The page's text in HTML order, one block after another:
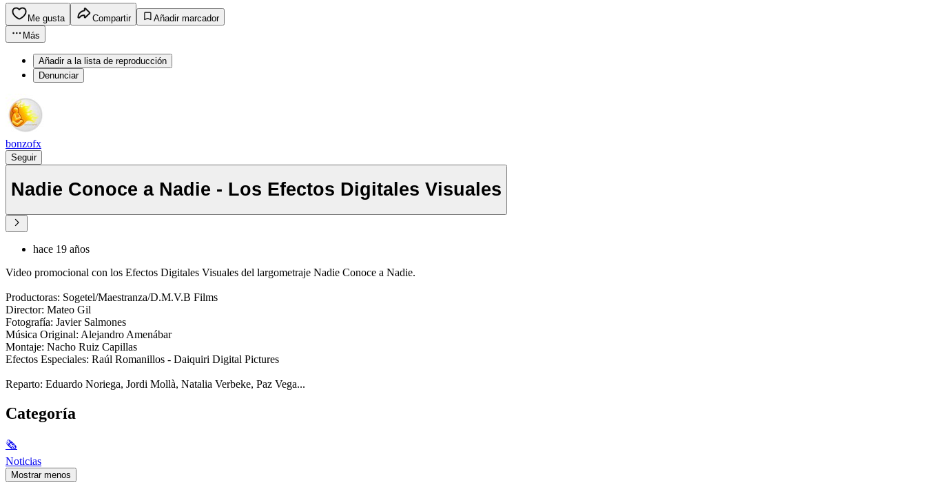
Me gusta Compartir
Añadir marcador
Más
Añadir a la lista de reproducción
Denunciar
bonzofx
Seguir
Nadie Conoce a Nadie - Los Efectos Digitales Visuales
hace 19 años
Video promocional con los Efectos Digitales Visuales del largometraje Nadie Conoce a Nadie.
Productoras: Sogetel/Maestranza/D.M.V.B Films
Director: Mateo Gil
Fotografía: Javier Salmones
Música Original: Alejandro Amenábar
Montaje: Nacho Ruiz Capillas
Efectos Especiales: Raúl Romanillos - Daiquiri Digital Pictures
Reparto: Eduardo Noriega, Jordi Mollà, Natalia Verbeke, Paz Vega...
Categoría
🗞
Noticias
Mostrar menos